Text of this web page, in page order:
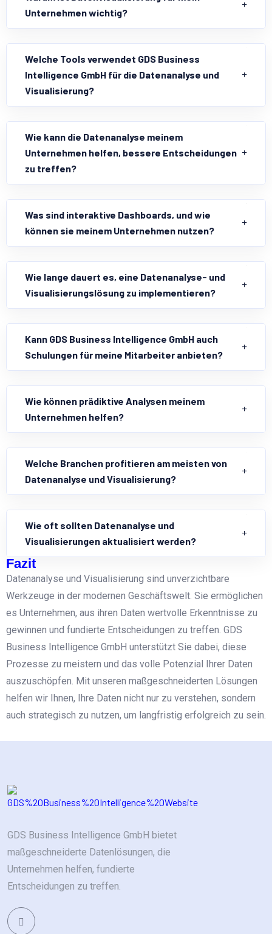
Unternehmen wichtig?
Welche Tools verwendet GDS Business
Intelligence GmbH für die Datenanalyse und
Visualisierung?
Wie kann die Datenanalyse meinem
Unternehmen helfen, bessere Entscheidungen
zu treffen?
Was sind interaktive Dashboards, und wie
können sie meinem Unternehmen nutzen?
Wie lange dauert es, eine Datenanalyse- und
Visualisierungslösung zu implementieren?
Kann GDS Business Intelligence GmbH auch
Schulungen für meine Mitarbeiter anbieten?
Wie können prädiktive Analysen meinem
Unternehmen helfen?
Welche Branchen profitieren am meisten von
Datenanalyse und Visualisierung?
Wie oft sollten Datenanalyse und
Visualisierungen aktualisiert werden?
Fazit
Datenanalyse und Visualisierung sind unverzichtbare
Werkzeuge in der modernen Geschäftswelt. Sie ermöglichen
es Unternehmen, aus ihren Daten wertvolle Erkenntnisse zu
gewinnen und fundierte Entscheidungen zu treffen. GDS
Business Intelligence GmbH unterstützt Sie dabei, diese
Prozesse zu meistern und das volle Potenzial Ihrer Daten
auszuschöpfen. Mit unseren maßgeschneiderten Lösungen
helfen wir Ihnen, Ihre Daten nicht nur zu verstehen, sondern
auch strategisch zu nutzen, um langfristig erfolgreich zu sein.
GDS Business Intelligence GmbH bietet
maßgeschneiderte Datenlösungen, die
Unternehmen helfen, fundierte
Entscheidungen zu treffen.